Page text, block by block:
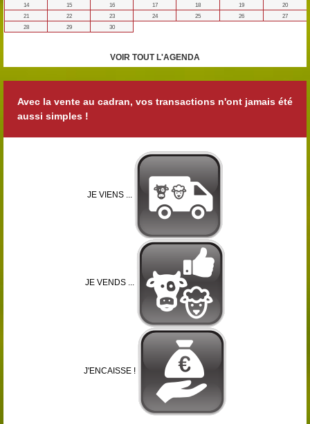
14
15 16 17 18 19
20
21
22 23 24 25 26
27
28
29 30
VOIR TOUT L'AGENDA
Avec la vente au cadran, vos transactions n'ont jamais été
aussi simples !
JE VIENS ...
JE VENDS ...
J'ENCAISSE !